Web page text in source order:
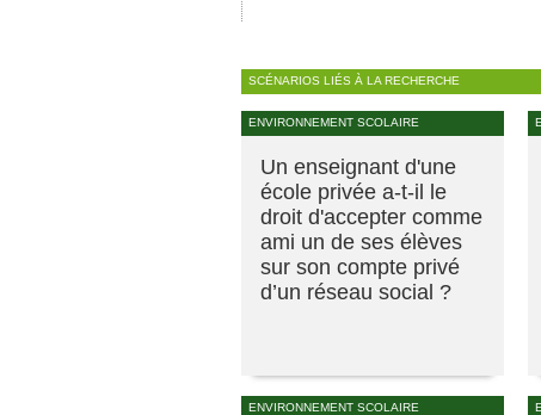
SCÉNARIOS LIÉS À LA RECHERCHE
ENVIRONNEMENT SCOLAIRE
Un enseignant d'une
école privée a-t-il le
droit d'accepter comme
ami un de ses élèves
sur son compte privé
d’un réseau social ?
ENVIRONNEMENT SCOLAIRE